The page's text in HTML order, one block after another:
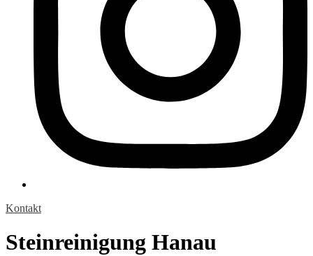
Kontakt
Steinreinigung Hanau